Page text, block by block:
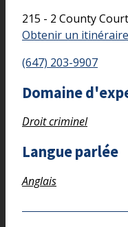
215 - 2 County
Obtenir un itinéraire
(647) 203-9907
Domaine
Droit criminel
Langue parlée
Anglais